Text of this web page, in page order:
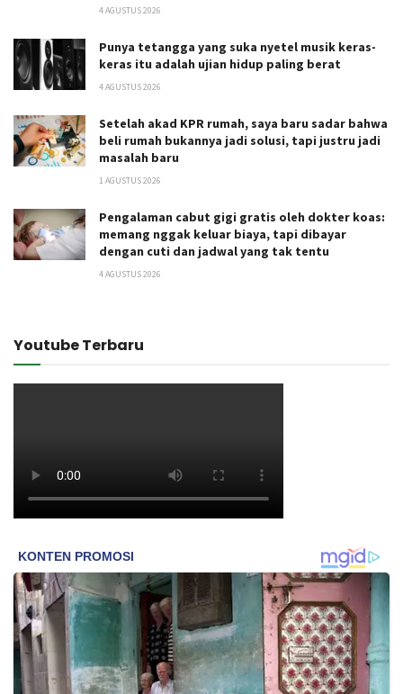
4 AGUSTUS 2026
Punya tetangga yang suka nyetel musik keras-
keras itu adalah ujian hidup paling berat
4 AGUSTUS 2026
Setelah akad KPR rumah, saya baru sadar bahwa
beli rumah bukannya jadi solusi, tapi justru jadi
masalah baru
1 AGUSTUS 2026
Pengalaman cabut gigi gratis oleh dokter koas:
memang nggak keluar biaya, tapi dibayar
dengan cuti dan jadwal yang tak tentu
4 AGUSTUS 2026
Youtube Terbaru